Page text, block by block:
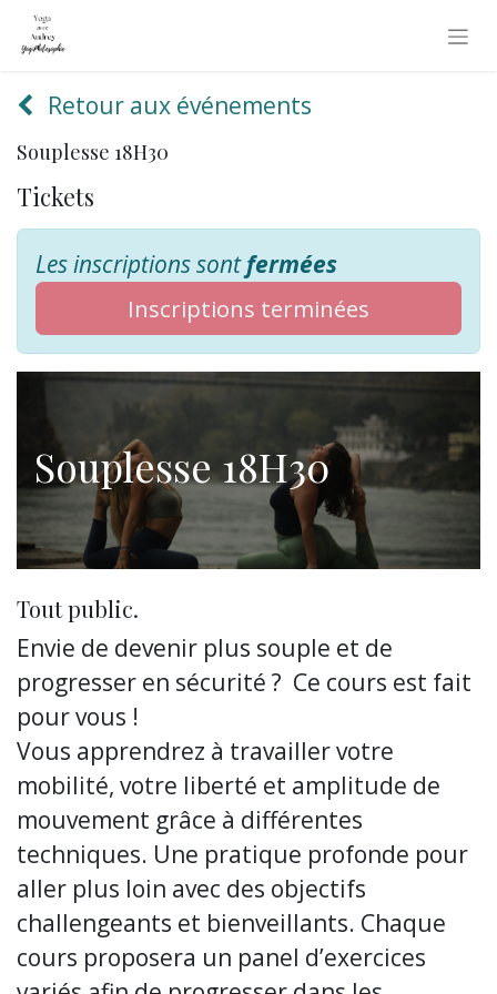
Retour aux événements
Souplesse 18H30
Tickets
Les inscriptions sontfermées
Inscriptions terminées
Souplesse 18H30
Tout public.
Envie de devenir plus souple et de
progresser en sécurité ? Ce cours est fait
pour vous !
Vous apprendrez à travailler votre
mobilité, votre liberté et amplitude de
mouvement grâce à différentes
techniques. Une pratique profonde pour
aller plus loin avec des objectifs
challengeants et bienveillants. Chaque
cours proposera un panel d’exercices